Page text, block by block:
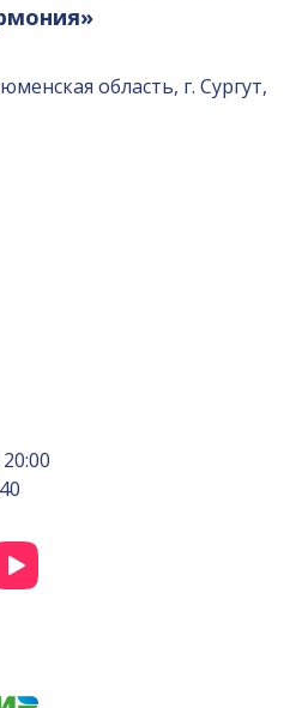
область, г. Сургут,